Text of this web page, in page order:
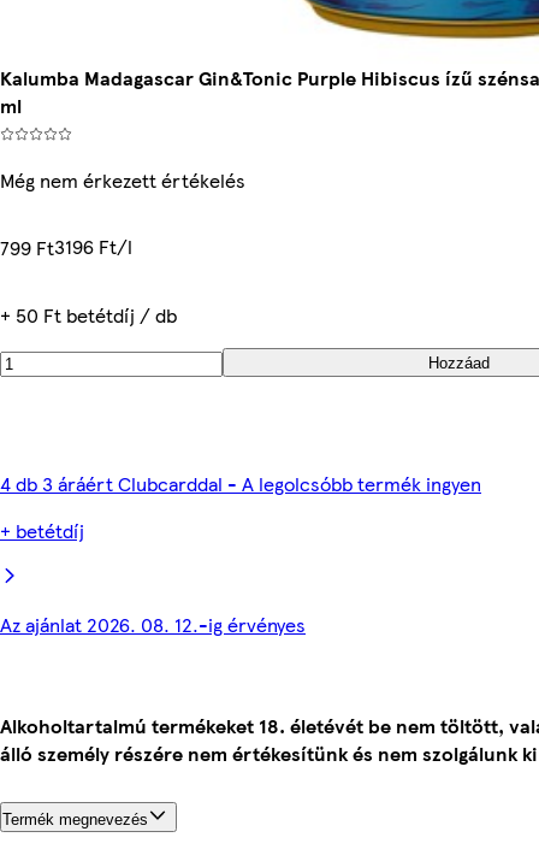
Kalumba Madagascar Gin&Tonic Purple Hibiscus ízű
ml
Még nem érkezett értékelés
799 Ft3196 Ft/l
+ 50 Ft betétdíj / db
Hozzáad
4 db 3 áráért Clubcarddal - A legolcsóbb termék ingyen
+ betétdíj
Az ajánlat 2026. 08. 12.-ig érvényes
Alkoholtartalmú termékeket 18. életévét be nem töltött,
álló személy részére nem értékesítünk és nem szolgálunk
Termék megnevezés